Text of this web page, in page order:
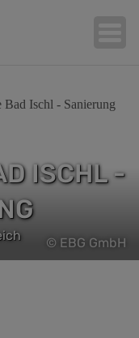
ISCHL -
© EBG GmbH